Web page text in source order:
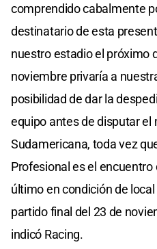
comprendido cabalmente
destinatario de esta
nuestro estadio el próximo
noviembre privaría a
posibilidad de dar la
equipo antes de disputar el
Sudamericana, toda vez
Profesional es el
último en condición de
partido final del 23 de
indicó Racing.